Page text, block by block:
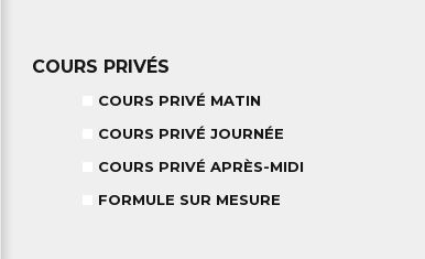
COURS PRIVÉS
COURS PRIVÉ MATIN
COURS PRIVÉ JOURNÉE
COURS PRIVÉ APRÈS-MIDI
FORMULE SUR MESURE